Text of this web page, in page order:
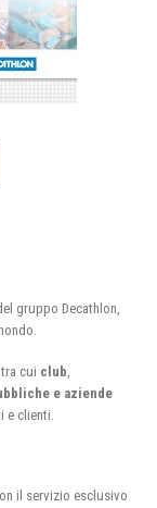
gruppo Decathlon,
cui club
e aziende
e clienti.
il servizio esclusivo